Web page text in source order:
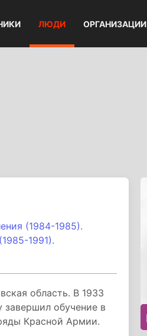
ЛЮДИ ОРГАНИЗАЦИИ
(1984-1985).
1991).
область. В 1933
завершил обучение в
Красной Армии.